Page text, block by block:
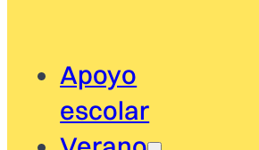
Apoyo
escolar